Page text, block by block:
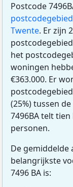
Postcode
Twente. Er zijn
het
woningen
€363.000. Er
(25%) tussen
7496BA telt
personen.
De gemiddelde
belangrijkste
7496 BA is: